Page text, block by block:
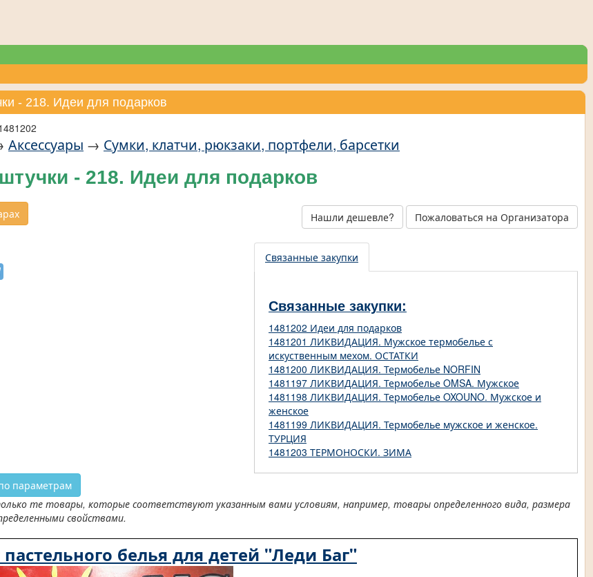
- 218. Идеи для подарков
Аксессуары → Сумки, клатчи, рюкзаки, портфели, барсетки
- 218. Идеи для подарков
Нашли дешевле? Пожаловаться на Организатора
Связанные закупки
Связанные закупки:
1481202 Идеи для подарков
1481201 ЛИКВИДАЦИЯ. Мужское термобелье с
искуственным мехом. ОСТАТКИ
1481200 ЛИКВИДАЦИЯ. Термобелье NORFIN
1481197 ЛИКВИДАЦИЯ. Термобелье OMSA. Мужское
1481198 ЛИКВИДАЦИЯ. Термобелье OXOUNO. Мужское и
женское
1481199 ЛИКВИДАЦИЯ. Термобелье мужское и женское.
ТУРЦИЯ
1481203 ТЕРМОНОСКИ. ЗИМА
параметрам
те товары, которые соответствуют указанным вами условиям, например, товары определенного вида, размера
свойствами.
белья для детей "Леди Баг"